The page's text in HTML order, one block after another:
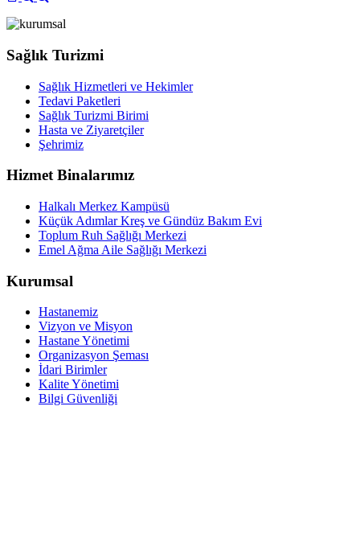
Sağlık Turizmi
Sağlık Hizmetleri ve Hekimler
Tedavi Paketleri
Sağlık Turizmi Birimi
Hasta ve Ziyaretçiler
Şehrimiz
Hizmet Binalarımız
Halkalı Merkez Kampüsü
Küçük Adımlar Kreş ve Gündüz Bakım Evi
Toplum Ruh Sağlığı Merkezi
Emel Ağma Aile Sağlığı Merkezi
Kurumsal
Hastanemiz
Vizyon ve Misyon
Hastane Yönetimi
Organizasyon Şeması
İdari Birimler
Kalite Yönetimi
Bilgi Güvenliği